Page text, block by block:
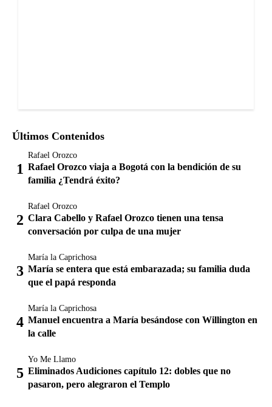
Últimos Contenidos
Rafael Orozco
Rafael Orozco viaja a Bogotá con la bendición de su
familia ¿Tendrá éxito?
Rafael Orozco
Clara Cabello y Rafael Orozco tienen una tensa
conversación por culpa de una mujer
María la Caprichosa
María se entera que está embarazada; su familia duda
que el papá responda
María la Caprichosa
Manuel encuentra a María besándose con Willington en
la calle
Yo Me Llamo
Eliminados Audiciones capítulo 12: dobles que no
pasaron, pero alegraron el Templo